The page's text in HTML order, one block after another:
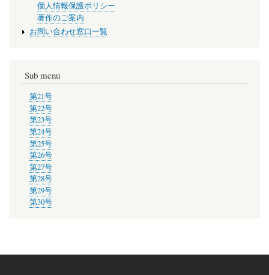
個人情報保護ポリシー
著作のご案内
お問い合わせ窓口一覧
Sub menu
第21号
第22号
第23号
第24号
第25号
第26号
第27号
第28号
第29号
第30号